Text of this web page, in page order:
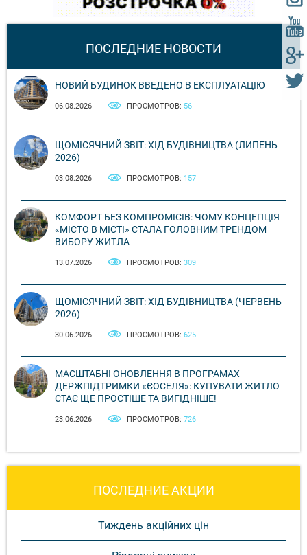
ПОСЛЕДНИЕ НОВОСТИ
НОВИЙ БУДИНОК ВВЕДЕНО В ЕКСПЛУАТАЦІЮ
06.08.2026 ПРОСМОТРОВ: 56
ЩОМІСЯЧНИЙ ЗВІТ: ХІД БУДІВНИЦТВА (ЛИПЕНЬ
2026)
03.08.2026 ПРОСМОТРОВ: 157
КОМФОРТ БЕЗ КОМПРОМІСІВ: ЧОМУ КОНЦЕПЦІЯ
«МІСТО В МІСТІ» СТАЛА ГОЛОВНИМ ТРЕНДОМ
ВИБОРУ ЖИТЛА
13.07.2026 ПРОСМОТРОВ: 309
ЩОМІСЯЧНИЙ ЗВІТ: ХІД БУДІВНИЦТВА (ЧЕРВЕНЬ
2026)
30.06.2026 ПРОСМОТРОВ: 625
МАСШТАБНІ ОНОВЛЕННЯ В ПРОГРАМАХ
ДЕРЖПІДТРИМКИ «ЄОСЕЛЯ»: КУПУВАТИ ЖИТЛО
СТАЄ ЩЕ ПРОСТІШЕ ТА ВИГІДНІШЕ!
23.06.2026 ПРОСМОТРОВ: 726
ПОСЛЕДНИЕ АКЦИИ
Тиждень акційних цін